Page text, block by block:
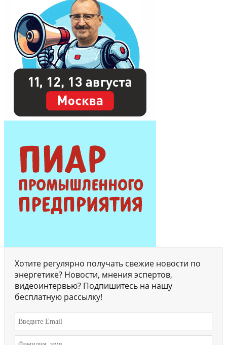
Хотите регулярно получать свежие новости по
энергетике? Новости, мнения эспертов,
видеоинтервью? Подпишитесь на нашу
бесплатную рассылку!